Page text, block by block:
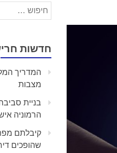
חיפוש:
חדשות
המדריך
מצבות
בניית
הרמוניה
קיבלתם
שהופכים